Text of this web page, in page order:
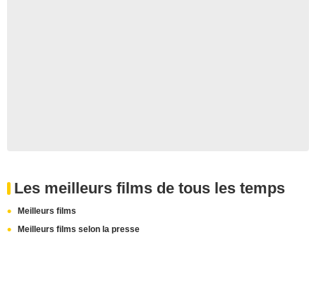
Les meilleurs films de tous les temps
Meilleurs films
Meilleurs films selon la presse